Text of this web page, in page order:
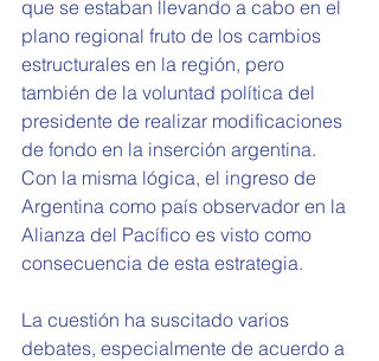
que se estaban llevando a cabo en el
plano regional fruto de los cambios
estructurales en la región, pero
también de la voluntad política del
presidente de realizar modificaciones
de fondo en la inserción argentina.
Con la misma lógica, el ingreso de
Argentina como país observador en la
Alianza del Pacífico es visto como
consecuencia de esta estrategia.
La cuestión ha suscitado varios
debates, especialmente de acuerdo a